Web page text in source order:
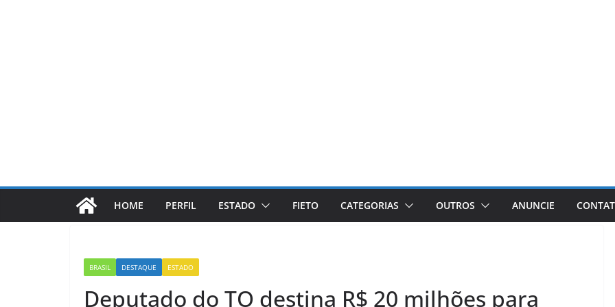
HOME PERFIL ESTADO FIETO CATEGORIAS OUTROS ANUNCIE
BRASIL DESTAQUE ESTADO
Deputado do TO destina R$ 20 milhões para